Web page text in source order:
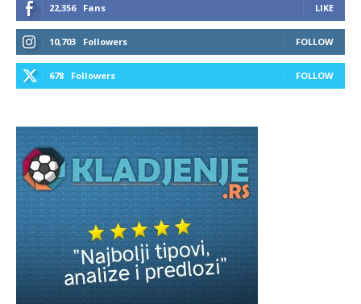
22,356 Fans LIKE
10,703 Followers FOLLOW
678 Followers FOLLOW